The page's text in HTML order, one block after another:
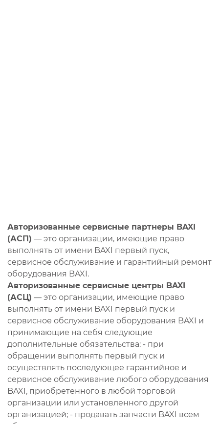
Авторизованные сервисные партнеры BAXI
(АСП) — это организации, имеющие право
выполнять от имени BAXI первый пуск,
сервисное обслуживание и гарантийный ремонт
оборудования BAXI.
Авторизованные сервисные центры BAXI
(АСЦ) — это организации, имеющие право
выполнять от имени BAXI первый пуск и
сервисное обслуживание оборудования BAXI и
принимающие на себя следующие
дополнительные обязательства: - при
обращении выполнять первый пуск и
осуществлять последующее гарантийное и
сервисное обслуживание любого оборудования
BAXI, приобретенного в любой торговой
организации или установленного другой
организацией; - продавать запчасти BAXI всем